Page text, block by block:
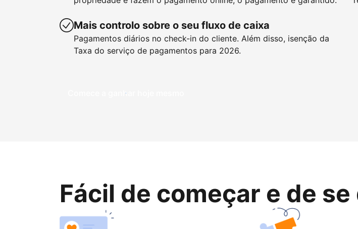
Mais controlo sobre o seu fluxo de caixa
Pagamentos diários no check-in do cliente. Além disso, isenção da
Taxa do serviço de pagamentos para 2026.
Comece a ganhar hoje mesmo
Fácil de começar e de